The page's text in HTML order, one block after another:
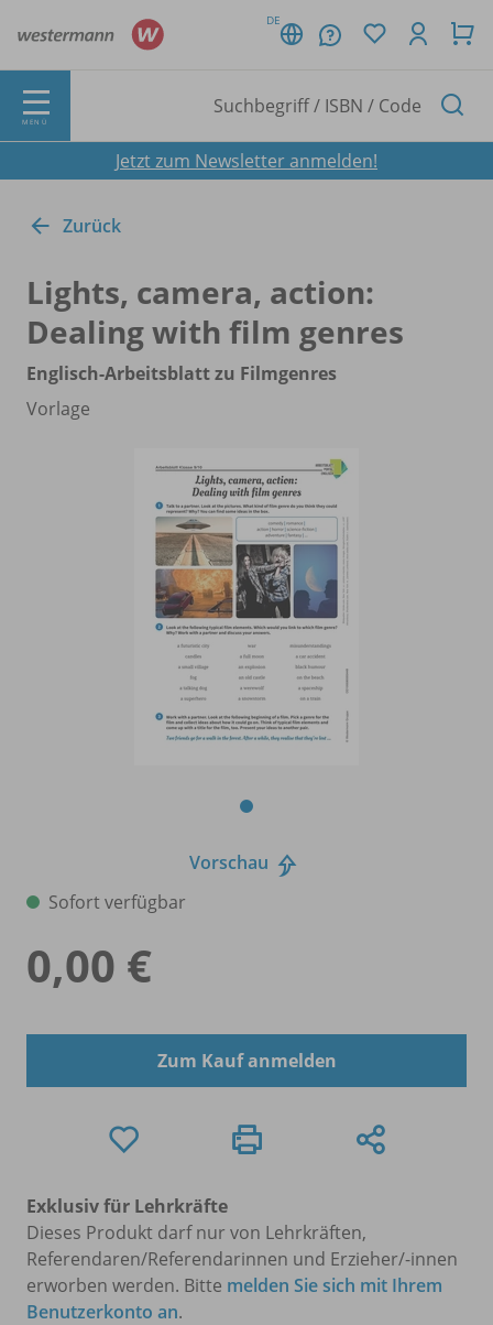
DE
MENÜ
Jetzt zum Newsletter anmelden!
Zurück
Lights, camera, action:
Dealing with film genres
Englisch-Arbeitsblatt zu Filmgenres
Vorlage
Vorschau
Sofort verfügbar
0,00 €
Zum Kauf anmelden
Exklusiv für Lehrkräfte
Dieses Produkt darf nur von Lehrkräften,
Referendaren/Referendarinnen und Erzieher/-innen
erworben werden. Bitte melden Sie sich mit Ihrem
Benutzerkonto an.